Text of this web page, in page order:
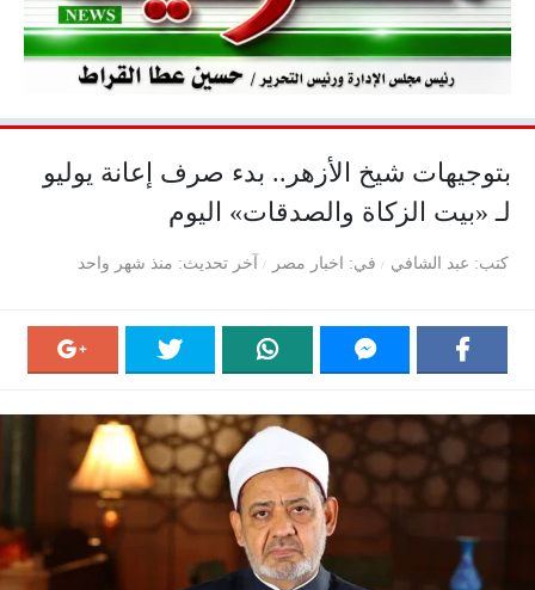
بتوجيهات شيخ الأزهر.. بدء صرف إعانة يوليو
لـ «بيت الزكاة والصدقات» اليوم
كتب عبد الشافي في اخبار مصر آخر تحديث منذ شهر واحد